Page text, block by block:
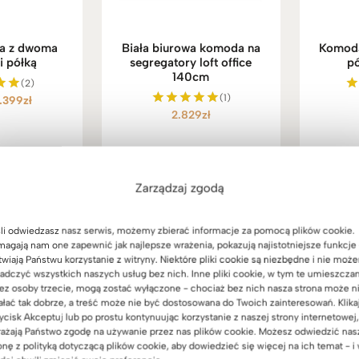
Zarządzaj zgodą
odwiedzasz nasz serwis, możemy zbierać informacje za pomocą plików cookie.
nam one zapewnić jak najlepsze wrażenia, pokazują najistotniejsze
Państwu korzystanie z witryny. Niektóre pliki cookie są niezbędne i nie
wszystkich naszych usług bez nich. Inne pliki cookie, w tym te
osoby trzecie, mogą zostać wyłączone - chociaż bez nich nasza strona może
tak dobrze, a treść może nie być dostosowana do Twoich zainteresowań.
Akceptuj lub po prostu kontynuując korzystanie z naszej strony internetowej,
Państwo zgodę na używanie przez nas plików cookie. Możesz odwiedzić
z polityką dotyczącą plików cookie, aby dowiedzieć się więcej na ich temat - i
z dwoma
półką
(2)
złAktualna
Biała biurowa komoda na
segregatory loft office
140cm
Oceniono
(1)
2.829zł